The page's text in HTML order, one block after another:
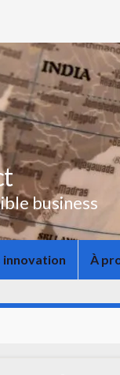
business
innovation À